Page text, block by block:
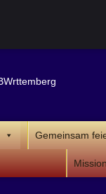
Gemeinsam